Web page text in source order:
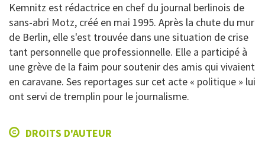
Kemnitz est rédactrice en chef du journal berlinois de
sans-abri Motz, créé en mai 1995. Après la chute du mur
de Berlin, elle s'est trouvée dans une situation de crise
tant personnelle que professionnelle. Elle a participé à
une grève de la faim pour soutenir des amis qui vivaient
en caravane. Ses reportages sur cet acte « politique » lui
ont servi de tremplin pour le journalisme.
DROITS D'AUTEUR